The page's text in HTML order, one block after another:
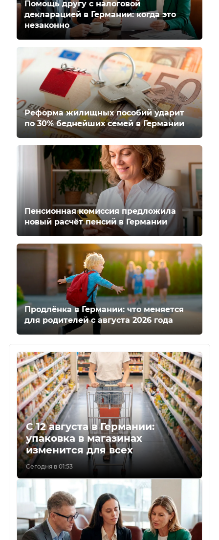
Помощь другу с налоговой
декларацией в Германии: когда это
незаконно
Реформа жилищных пособий ударит
по 30% беднейших семей в Германии
Пенсионная комиссия предложила
новый расчёт пенсий в Германии
Продлёнка в Германии: что меняется
для родителей с августа 2026 года
С 12 августа в Германии:
упаковка в магазинах
изменится для всех
Сегодня в 01:53